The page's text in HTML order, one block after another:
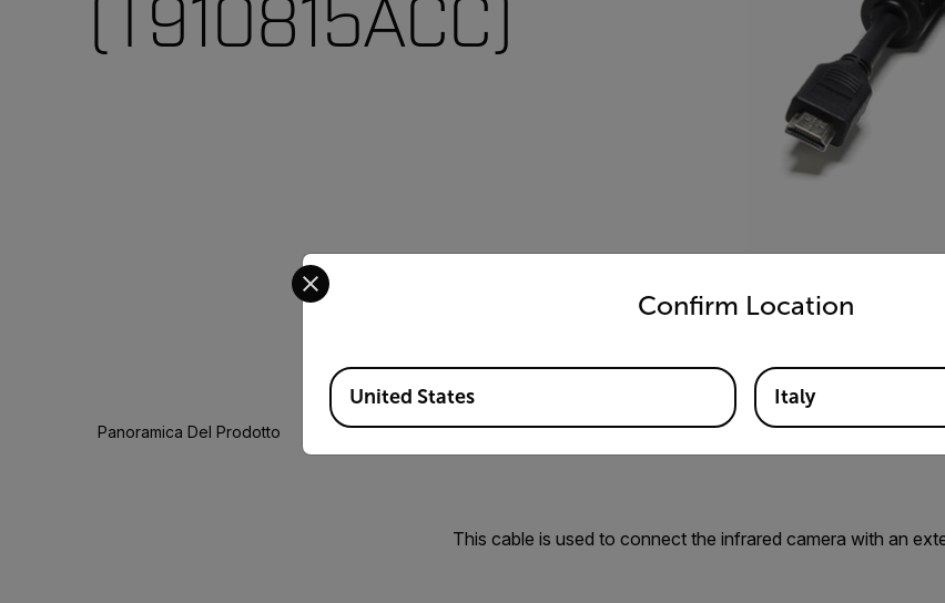
(T910815ACC)
Panoramica Del Prodotto
This cable is used to connect the infrared camera with an
Confirm Location
Select your preferred country and language from the options below to access
Available Locations
United States Italy